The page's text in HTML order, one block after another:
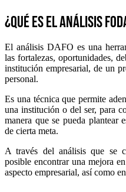
¿Qué es el análisis
El análisis DAFO es una
las fortalezas, oportunidades,
institución empresarial, de un
personal.
Es una técnica que permite
una institución o del ser, para
manera que se pueda plantear
de cierta meta.
A través del análisis que se
posible encontrar una mejora
aspecto empresarial, así como